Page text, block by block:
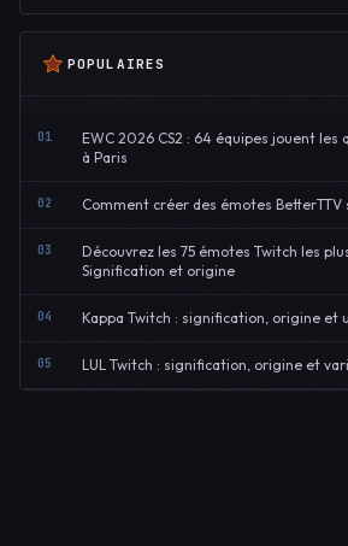
POPULAIRES
01
EWC 2026 CS2 : 64 équipes jouent
à Paris
02 Comment créer des émotes BetterTTV
03
Découvrez les 75 émotes Twitch les
Signification et origine
04 Kappa Twitch : signification, origine et
05 LUL Twitch : signification, origine et